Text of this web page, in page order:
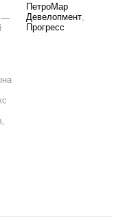
—
ПетроМар
Девелопмент,
Прогресс